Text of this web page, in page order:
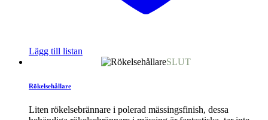
Lägg till listan
SLUT
Rökelsehållare
Liten rökelsebrännare i polerad mässingsfinish, dessa